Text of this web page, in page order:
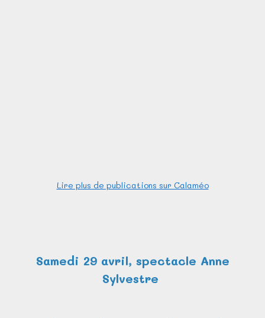
Lire plus de publications sur Calaméo
Samedi 29 avril, spectacle Anne
Sylvestre